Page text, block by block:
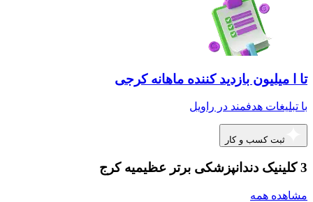
تا ا میلیون بازدید کننده ماهانه کرجی
با تبلیغات هدفمند در راویل
ثبت کسب و کار
3 کلینیک دندانپزشکی برتر عظیمیه کرج
مشاهده همه